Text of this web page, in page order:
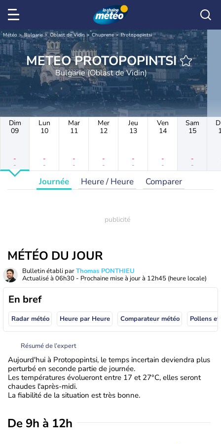
Météo Bulgarie Oblast de Vidin Chuprene Protopopintsi
METEO PROTOPOPINTSI
Bulgarie (Oblast de Vidin)
Dim
09
-
-
Lun
10
-
-
Mar
11
-
-
Mer
12
-
-
Jeu
13
-
-
Ven
14
-
-
Sam
15
-
-
Journée Heure / Heure Comparer
MÉTÉO DU JOUR
Bulletin établi parThomas PONTHIEU
Actualisé à 06h30 - Prochaine mise à jour à 12h45 (heure locale)
En bref
Radar météo Heure par Heure Comparateur météo Pollens
Résumé de l’expert
Aujourd'hui à Protopopintsi, le temps incertain deviendra plus
perturbé en seconde partie de journée.
Les températures évolueront entre 17 et 27°C, elles seront
chaudes l'après-midi.
La fiabilité de la situation est très bonne.
De 9h à 12h